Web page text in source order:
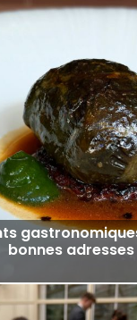
bonnes adresses